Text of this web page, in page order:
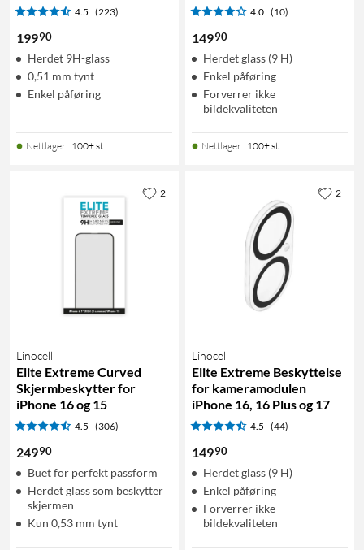
4.5 (223)
19990
Herdet 9H-glass
0,51 mm tynt
Enkel påføring
Nettlager: 100+ st
4.0 (10)
14990
Herdet glass (9 H)
Enkel påføring
Forverrer ikke
bildekvaliteten
Nettlager: 100+ st
Linocell
Elite Extreme Curved
Skjermbeskytter for
iPhone 16 og 15
4.5 (306)
24990
Buet for perfekt passform
Herdet glass som beskytter
skjermen
Kun 0,53 mm tynt
2
Linocell
Elite Extreme Beskyttelse
for kameramodulen
iPhone 16, 16 Plus og 17
4.5 (44)
14990
Herdet glass (9 H)
Enkel påføring
Forverrer ikke
bildekvaliteten
2